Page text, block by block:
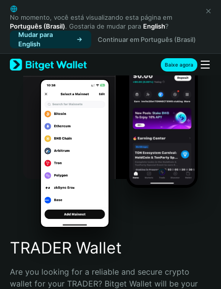
English
日本語
Tiếng Việt
Русский
Español (Latinoamérica)
Türkçe
Italiano
Português (Portugal)
Bahasa Indonesia
Português (Brasil)
Español (Argentina)
No momento, você está visualizando esta página em
Português (Brasil). Gostaria de mudar para English?
Mudar para
English
Continuar em Português (Brasil)
Baixe agora
TRADER Wallet
Are you looking for a reliable and secure crypto
wallet for your TRADER? Bitget Wallet will be your